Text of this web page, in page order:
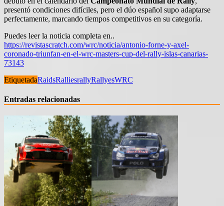
presentó condiciones difíciles, pero el dúo español supo adaptarse
perfectamente, marcando tiempos competitivos en su categoría.
Puedes leer la noticia completa en..
https://revistascratch.com/wrc/noticia/antonio-forne-y-axel-
coronado-triunfan-en-el-wrc-masters-cup-del-rally-islas-canarias-
73143
EtiquetadaRaidsRalliesrallyRallyesWRC
Entradas relacionadas